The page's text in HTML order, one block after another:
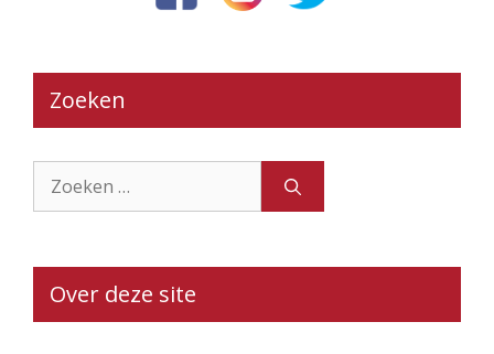
Zoeken
naar:
Over deze site